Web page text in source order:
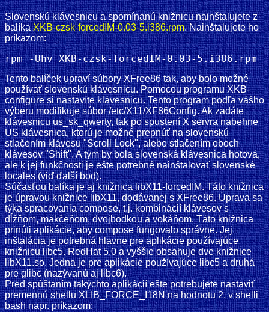
Slovenskú klávesnicu a spomínanú knižnicu nainštalujete z
balíkaXKB-czsk-forcedIM-0.03-5.i386.rpm. Nainštalujete ho
príkazom:
Tento balíček upraví súbory XFree86 tak, aby bolo možné
používať slovenskú klávesnicu. Pomocou programu XKB-
configure si nastavíte klávesnicu. Tento program podľa vášho
výberu modifikuje súbor /etc/X11/XF86Config. Ak zadáte
klávesnicu us_sk_qwerty, tak po spustení X servra nabehne
US klávesnica, ktorú je možné prepnúť na slovenskú
stlačením klávesu "Scroll Lock", alebo stlačením oboch
klávesov "Shift". A tým by bola slovenská klávesnica hotová,
ale k jej funkčnosti je ešte potrebné nainštalovať slovenské
locales (viď ďalší bod).
Súčasťou balíka je aj knižnica libX11-forcedIM. Táto knižnica
je úpravou knižnice libX11, dodávanej s XFree86. Úprava sa
týka spracovania compose, t.j. kombinácií klávesov s
dĺžňom, mäkčeňom, dvojbodkou a vokáňom. Táto knižnica
prinúti aplikácie, aby compose fungovalo správne. Jej
inštalácia je potrebná hlavne pre aplikácie používajúce
knižnicu libc5. RedHat 5.0 a vyššie obsahuje dve knižnice
libX11.so. Jedna je pre aplikácie používajúce libc5 a druhá
pre glibc (nazývanú aj libc6).
Pred spúštaním takýchto aplikácií ešte potrebujete nastaviť
premennú shellu XLIB_FORCE_I18N na hodnotu 2, v shelli
bash napr. príkazom: